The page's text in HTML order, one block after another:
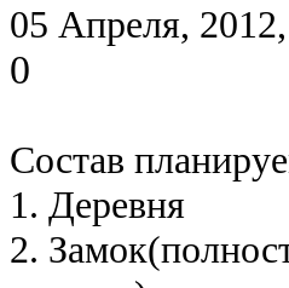
05 Апреля,
0
Состав
1. Деревня
2.